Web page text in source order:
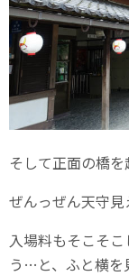
そして正面の橋を
ぜんっぜん天守見
入場料もそこそ
う…と、ふと横を